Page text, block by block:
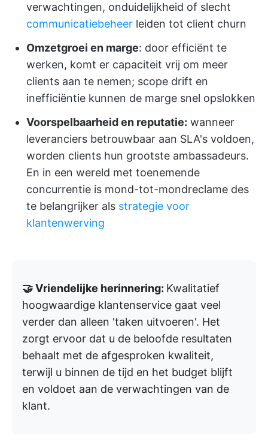
verwachtingen, onduidelijkheid of slecht
communicatiebeheer leiden tot client churn
Omzetgroei en marge: door efficiënt te
werken, komt er capaciteit vrij om meer
clients aan te nemen; scope drift en
inefficiëntie kunnen de marge snel opslokken
Voorspelbaarheid en reputatie: wanneer
leveranciers betrouwbaar aan SLA's voldoen,
worden clients hun grootste ambassadeurs.
En in een wereld met toenemende
concurrentie is mond-tot-mondreclame des
te belangrijker als strategie voor
klantenwerving
🤝 Vriendelijke herinnering: Kwalitatief
hoogwaardige klantenservice gaat veel
verder dan alleen 'taken uitvoeren'. Het
zorgt ervoor dat u de beloofde resultaten
behaalt met de afgesproken kwaliteit,
terwijl u binnen de tijd en het budget blijft
en voldoet aan de verwachtingen van de
klant.